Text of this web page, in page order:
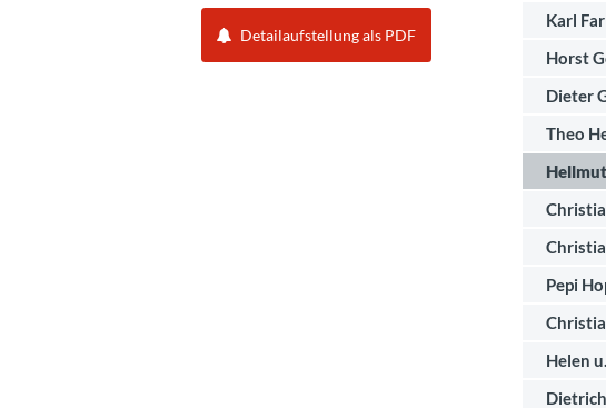
Detailaufstellung als PDF
Karl
Horst
Dieter
Theo
Pepi
Helen